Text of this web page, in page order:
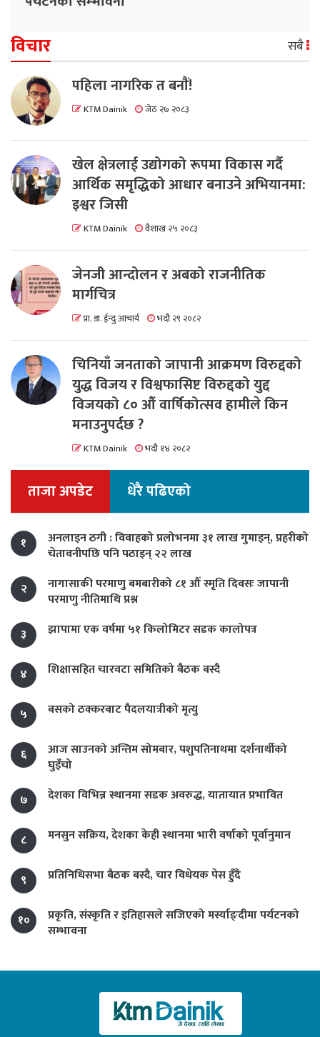
विचार सबै
पहिला नागरिक त बनाैं!
KTM Dainik जेठ २७ २०८३
खेल क्षेत्रलाई उद्योगको रूपमा विकास गर्दै
आर्थिक समृद्धिको आधार बनाउने अभियानमा:
इश्वर जिसी
KTM Dainik वैशाख २५ २०८३
जेनजी आन्दोलन र अबको राजनीतिक
मार्गचित्र
प्रा. डा. ईन्दु आचार्य भदौ २९ २०८२
चिनियाँ जनताको जापानी आक्रमण विरुद्दको
युद्ध विजय र विश्वफासिष्ट विरुद्दको युद्द
विजयको ८० औं वार्षिकोत्सव हामीले किन
मनाउनुपर्दछ ?
KTM Dainik भदौ १४ २०८२
ताजा अपडेट धेरै पढिएको
१
अनलाइन ठगी : विवाहको प्रलोभनमा ३१ लाख गुमाइन्, प्रहरीको
चेतावनीपछि पनि पठाइन् २२ लाख
२
नागासाकी परमाणु बमबारीको ८१ औं स्मृति दिवसः जापानी
परमाणु नीतिमाथि प्रश्न
३
झापामा एक वर्षमा ५१ किलोमिटर सडक कालोपत्र
४ शिक्षासहित चारवटा समितिको बैठक बस्दै
५ बसको ठक्करबाट पैदलयात्रीको मृत्यु
६
आज साउनको अन्तिम सोमबार, पशुपतिनाथमा दर्शनार्थीको
घुइँचो
७
देशका विभिन्न स्थानमा सडक अवरुद्ध, यातायात प्रभावित
८ मनसुन सक्रिय, देशका केही स्थानमा भारी वर्षाको पूर्वानुमान
९ प्रतिनिधिसभा बैठक बस्दै, चार विधेयक पेस हुँदै
१०
प्रकृति, संस्कृति र इतिहासले सजिएको मर्स्याङ्दीमा पर्यटनको
सम्भावना